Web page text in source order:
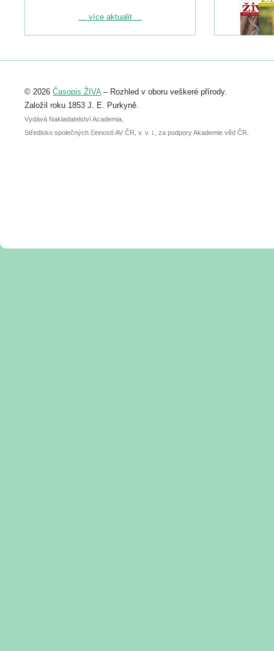
Podrobnější informace ke konferenci
Registrovat se můžete do 6. září.
abstraktu přihlášené přednášky nebo
posteru je už 30. června.
... více aktualit ...
© 2026 Časopis ŽIVA– Rozhled v oboru veškeré přírody.
Založil roku 1853 J. E. Purkyně.
Vydává Nakladatelství Academia,
Středisko společných činností AV ČR, v. v. i., za podpory Akademie věd ČR.